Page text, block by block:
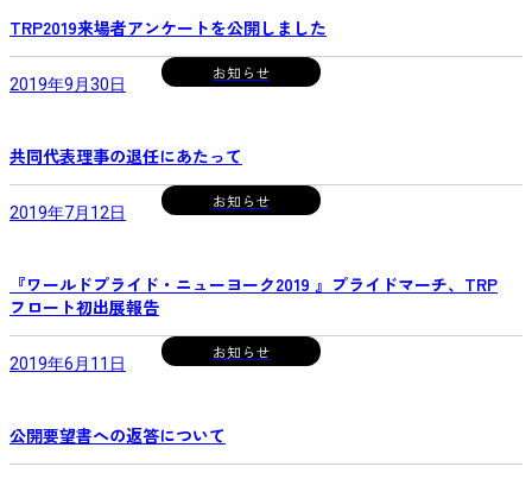
TRP2019来場者アンケートを公開しました
共同代表理事の退任にあたって
2019年9月30日
お知らせ
『ワールドプライド・ニューヨーク2019 』プライドマーチ、TRP
フロート初出展報告
2019年7月12日
お知らせ
公開要望書への返答について
2019年6月11日
お知らせ